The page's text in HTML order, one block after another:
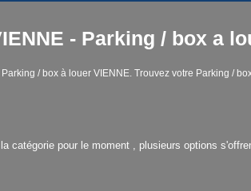
- Parking / box a
/ box à louer VIENNE. Trouvez votre Parking /
catégorie pour le moment , plusieurs options